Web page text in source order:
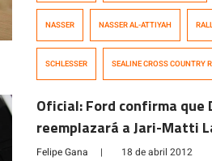
las máquinas de Toyota, con las
Overdrive […]
NASSER NASSER AL-ATTIYAH
SCHLESSER SEALINE CROSS COUNTRY
Oficial: Ford confirma que
reemplazará a Jari-Matti
de Argentina
Felipe Gana | 18 de abril 2012